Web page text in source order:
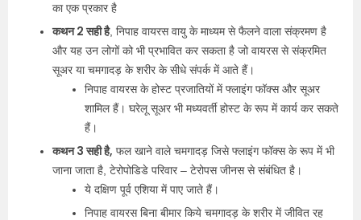
का एक प्रकार है
कथन 2 सही है, निपाह वायरस वायु के माध्यम से फैलने वाला संक्रमण है
और यह उन लोगों को भी प्रभावित कर सकता है जो वायरस से संक्रमित
सूअर या चमगादड़ के शरीर के सीधे संपर्क में आते हैं।
निपाह वायरस के होस्ट प्रजातियों में फ्लाइंग फॉक्स और सूअर
शामिल हैं। घरेलू सूअर भी मध्यवर्ती होस्ट के रूप में कार्य कर सकते
हैं।
कथन 3 सही है, फल खाने वाले चमगादड़ जिसे फ्लाइंग फॉक्स के रूप में भी
जाना जाता है, टेरोपोडिडे परिवार – टेरोपस जीनस से संबंधित है।
ये दक्षिण पूर्व एशिया में पाए जाते हैं।
निपाह वायरस बिना बीमार किये चमगादड़ के शरीर में जीवित रह